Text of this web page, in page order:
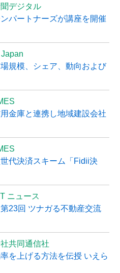
デジタル
パートナーズが講座を開催
規模、シェア、動向および
金庫と連携し地域建設会社
代決済スキーム「Fidii決
ニュース
23回 ツナガる不動産交流
共同通信社
を上げる方法を伝授 いえら